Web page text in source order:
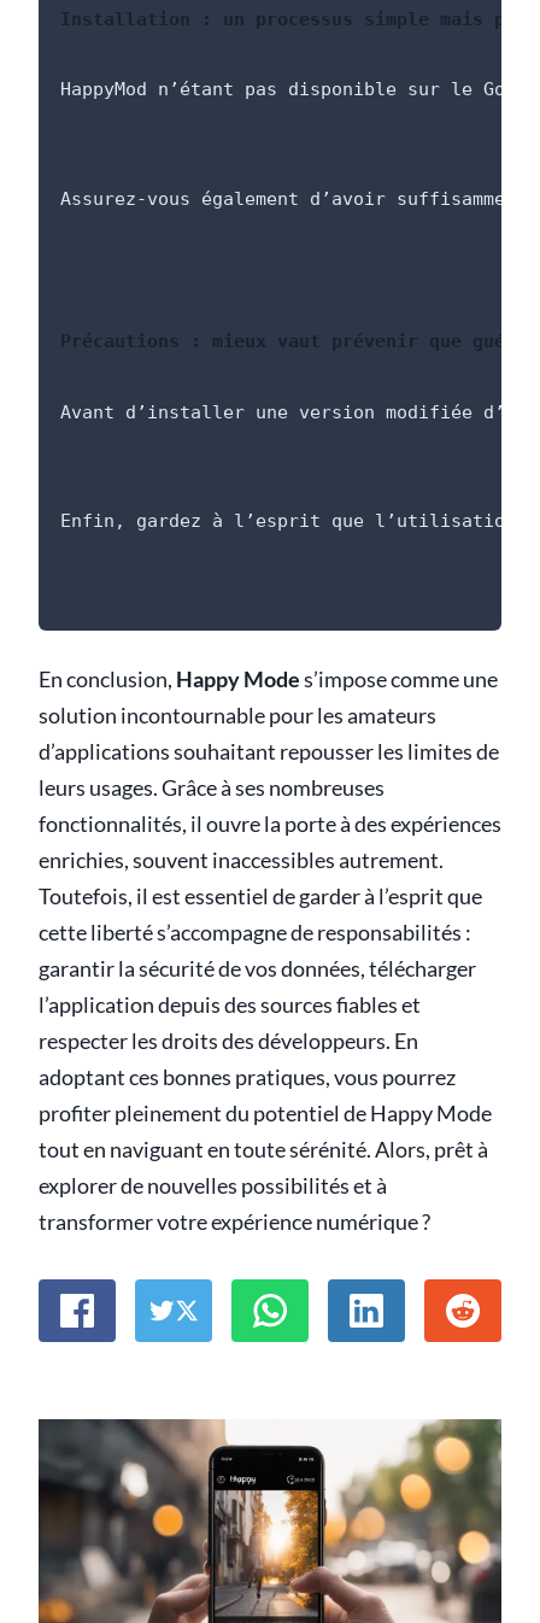
Installation : un processus simple mais
HappyMod n’étant pas disponible sur le
Assurez-vous également d’avoir
Précautions : mieux vaut prévenir que guérir
Avant d’installer une version modifiée
Enfin, gardez à l’esprit que l’utilisation
En conclusion, Happy Modes’impose comme une
solution incontournable pour les amateurs
d’applications souhaitant repousser les limites de
leurs usages. Grâce à ses nombreuses
fonctionnalités, il ouvre la porte à des expériences
enrichies, souvent inaccessibles autrement.
Toutefois, il est essentiel de garder à l’esprit que
cette liberté s’accompagne de responsabilités :
garantir la sécurité de vos données, télécharger
l’application depuis des sources fiables et
respecter les droits des développeurs. En
adoptant ces bonnes pratiques, vous pourrez
profiter pleinement du potentiel de Happy Mode
tout en naviguant en toute sérénité. Alors, prêt à
explorer de nouvelles possibilités et à
transformer votre expérience numérique ?